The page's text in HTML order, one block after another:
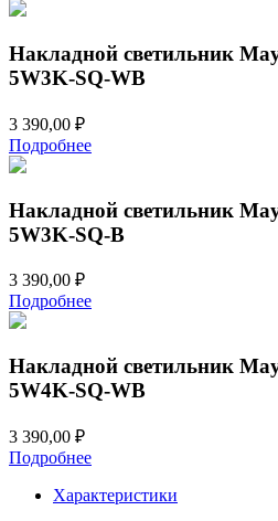
Накладной светильник
5W3K-SQ-WB
3 390,00 ₽
Подробнее
Накладной светильник
5W3K-SQ-B
3 390,00 ₽
Подробнее
Накладной светильник
5W4K-SQ-WB
3 390,00 ₽
Подробнее
Характеристики